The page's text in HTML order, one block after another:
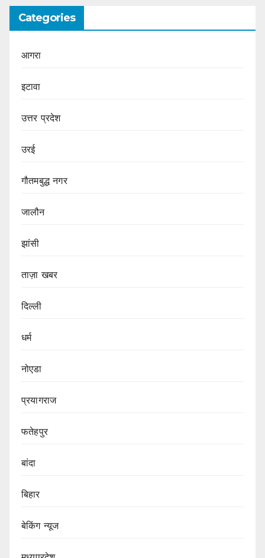
Categories
आगरा
इटावा
उत्तर प्रदेश
उरई
गौतमबुद्ध नगर
जालौन
झांसी
ताज़ा खबर
दिल्ली
धर्म
नोएडा
प्रयागराज
फतेहपुर
बांदा
बिहार
बेकिंग न्यूज